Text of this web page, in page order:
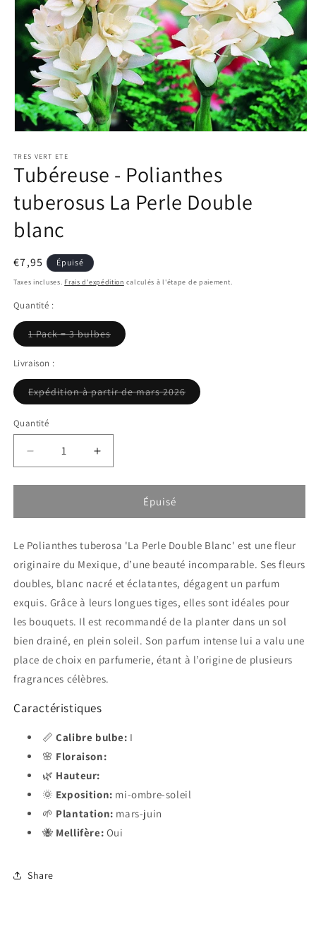
média
1
dans
fenêtre
modale
TRES VERT ETE
Tubéreuse - Polianthes
tuberosus La Perle Double
blanc
Prix
habituel
€7,95 Épuisé
Taxes incluses. Frais d'expédition calculés à l'étape de paiement.
Quantité :
1 Pack = 3 bulbesVariante
épuisée
Livraison :
Expédition à partir de mars 2026Variante
épuisée
Quantité
Réduire
la
quantité
Tubéreuse
Polianthes
tuberosus
La
Perle
Double
blanc
Augmenter
la
quantité
Tubéreuse
Polianthes
tuberosus
Perle
Double
blanc
Épuisé
Le Polianthes tuberosa 'La Perle Double Blanc' est une fleur
originaire du Mexique, d’une beauté incomparable. Ses fleurs
doubles, blanc nacré et éclatantes, dégagent un parfum
exquis. Grâce à leurs longues tiges, elles sont idéales pour
les bouquets. Il est recommandé de la planter dans un sol
bien drainé, en plein soleil. Son parfum intense lui a valu une
place de choix en parfumerie, étant à l’origine de plusieurs
fragrances célèbres.
Caractéristiques
📏Calibre bulbe: I
🌸 Floraison:
🌿 Hauteur:
🌞 Exposition: mi-ombre-soleil
🌱 Plantation: mars-juin
🐝 Mellifère: Oui
Share